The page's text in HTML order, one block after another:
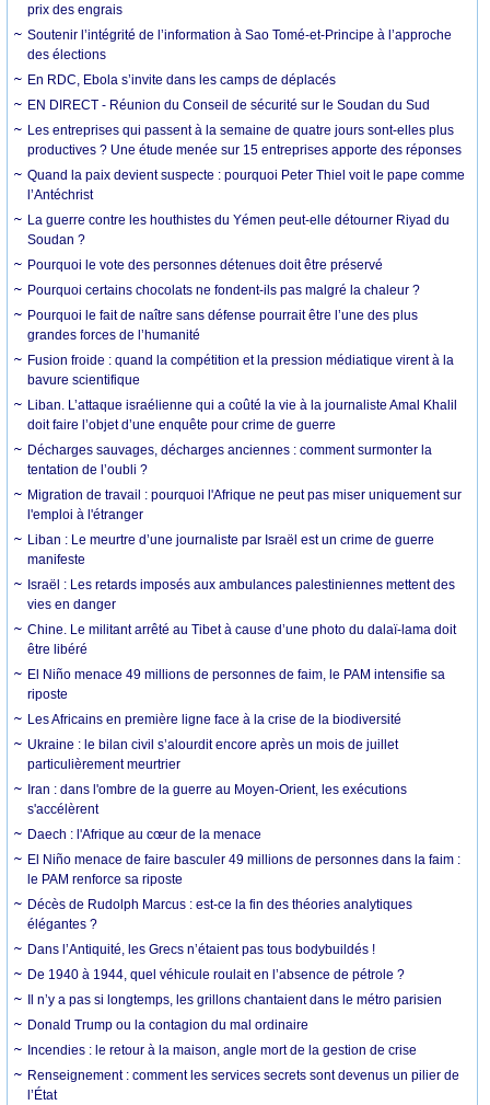
prix des engrais
Soutenir l’intégrité de l’information à Sao Tomé-et-Principe à l’approche
des élections
En RDC, Ebola s’invite dans les camps de déplacés
EN DIRECT - Réunion du Conseil de sécurité sur le Soudan du Sud
Les entreprises qui passent à la semaine de quatre jours sont-elles plus
productives ? Une étude menée sur 15 entreprises apporte des réponses
Quand la paix devient suspecte : pourquoi Peter Thiel voit le pape comme
l’Antéchrist
La guerre contre les houthistes du Yémen peut-elle détourner Riyad du
Soudan ?
Pourquoi le vote des personnes détenues doit être préservé
Pourquoi certains chocolats ne fondent-ils pas malgré la chaleur ?
Pourquoi le fait de naître sans défense pourrait être l’une des plus
grandes forces de l’humanité
Fusion froide : quand la compétition et la pression médiatique virent à la
bavure scientifique
Liban. L’attaque israélienne qui a coûté la vie à la journaliste Amal Khalil
doit faire l’objet d’une enquête pour crime de guerre
Décharges sauvages, décharges anciennes : comment surmonter la
tentation de l’oubli ?
Migration de travail : pourquoi l'Afrique ne peut pas miser uniquement sur
l'emploi à l'étranger
Liban : Le meurtre d’une journaliste par Israël est un crime de guerre
manifeste
Israël : Les retards imposés aux ambulances palestiniennes mettent des
vies en danger
Chine. Le militant arrêté au Tibet à cause d’une photo du dalaï-lama doit
être libéré
El Niño menace 49 millions de personnes de faim, le PAM intensifie sa
riposte
Les Africains en première ligne face à la crise de la biodiversité
Ukraine : le bilan civil s’alourdit encore après un mois de juillet
particulièrement meurtrier
Iran : dans l'ombre de la guerre au Moyen-Orient, les exécutions
s'accélèrent
Daech : l'Afrique au cœur de la menace
El Niño menace de faire basculer 49 millions de personnes dans la faim :
le PAM renforce sa riposte
Décès de Rudolph Marcus : est-ce la fin des théories analytiques
élégantes ?
Dans l’Antiquité, les Grecs n’étaient pas tous bodybuildés !
De 1940 à 1944, quel véhicule roulait en l’absence de pétrole ?
Il n’y a pas si longtemps, les grillons chantaient dans le métro parisien
Donald Trump ou la contagion du mal ordinaire
Incendies : le retour à la maison, angle mort de la gestion de crise
Renseignement : comment les services secrets sont devenus un pilier de
l’État